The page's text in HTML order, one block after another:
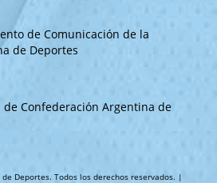
de Comunicación de la
de Deportes
de Confederación Argentina de
Deportes. Todos los derechos reservados. |